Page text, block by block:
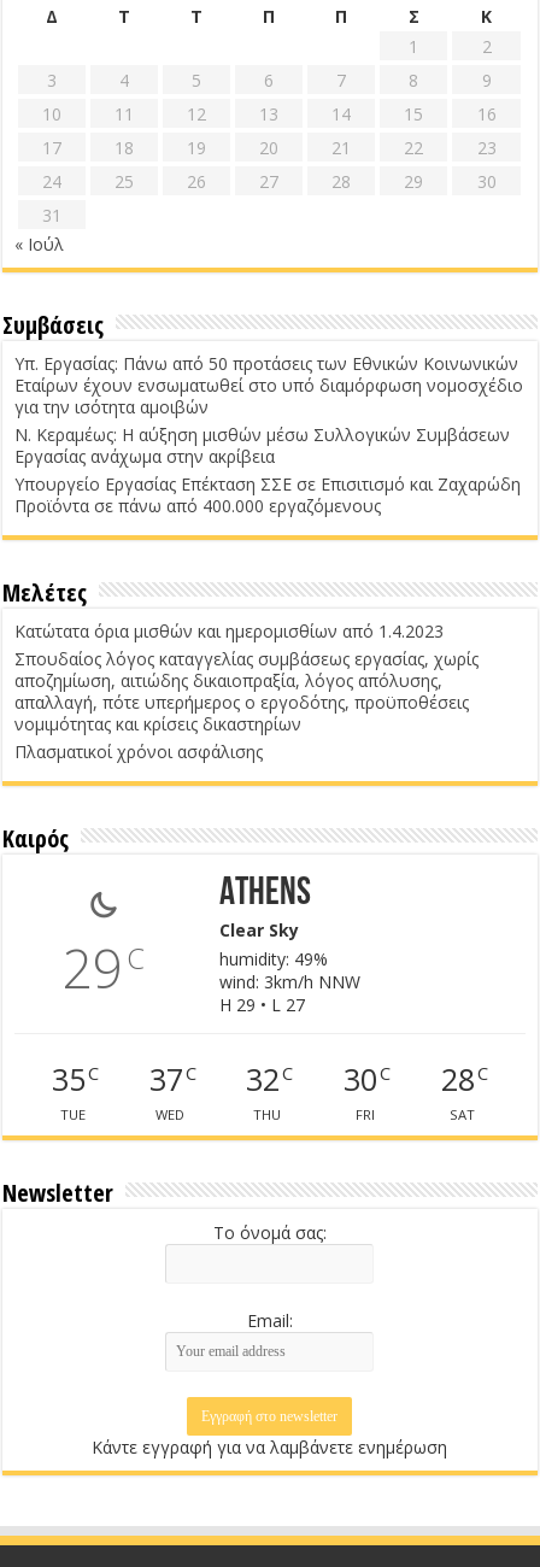
Δ
Τ Τ Π Π Σ
Κ
1
2
3
4 5 6 7 8
9
10
11 12 13 14 15
16
17
18 19 20 21 22
23
24
25 26 27 28 29
30
31
« Ιούλ
Συμβάσεις
Υπ. Εργασίας: Πάνω από 50 προτάσεις των Εθνικών Κοινωνικών
Εταίρων έχουν ενσωματωθεί στο υπό διαμόρφωση νομοσχέδιο
για την ισότητα αμοιβών
Ν. Κεραμέως: Η αύξηση μισθών μέσω Συλλογικών Συμβάσεων
Εργασίας ανάχωμα στην ακρίβεια
Υπουργείο Εργασίας Επέκταση ΣΣΕ σε Επισιτισμό και Ζαχαρώδη
Προϊόντα σε πάνω από 400.000 εργαζόμενους
Μελέτες
Κατώτατα όρια μισθών και ημερομισθίων από 1.4.2023
Σπουδαίος λόγος καταγγελίας συμβάσεως εργασίας, χωρίς
αποζημίωση, αιτιώδης δικαιοπραξία, λόγος απόλυσης,
απαλλαγή, πότε υπερήμερος ο εργοδότης, προϋποθέσεις
νομιμότητας και κρίσεις δικαστηρίων
Πλασματικοί χρόνοι ασφάλισης
Καιρός
29 C
Athens
Clear Sky
humidity: 49%
wind: 3km/h NNW
H 29 • L 27
35C
TUE
37C
WED
32C
THU
30C
FRI
28C
SAT
Newsletter
Το όνομά σας:
Email:
Κάντε εγγραφή για να λαμβάνετε ενημέρωση